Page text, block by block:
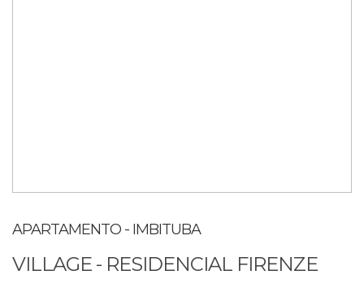
APARTAMENTO - IMBITUBA
VILLAGE - RESIDENCIAL FIRENZE